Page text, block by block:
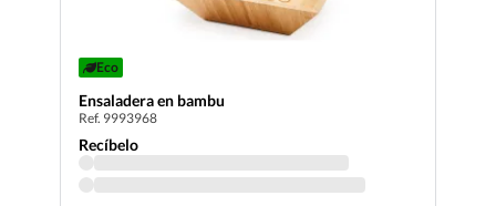
Eco
Ensaladera en bambu
Ref. 9993968
Recíbelo